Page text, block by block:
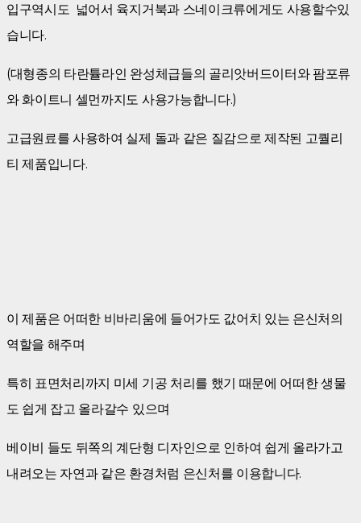
입구역시도 넓어서 육지거북과 스네이크류에게도 사용할수있
습니다.
(대형종의 타란튤라인 완성체급들의 골리앗버드이터와 팜포류
와 화이트니 셀먼까지도 사용가능합니다.)
고급원료를 사용하여 실제 돌과 같은 질감으로 제작된 고퀄리
티 제품입니다.
이 제품은 어떠한 비바리움에 들어가도 값어치 있는 은신처의
역할을 해주며
특히 표면처리까지 미세 기공 처리를 했기 때문에 어떠한 생물
도 쉽게 잡고 올라갈수 있으며
베이비 들도 뒤쪽의 계단형 디자인으로 인하여 쉽게 올라가고
내려오는 자연과 같은 환경처럼 은신처를 이용합니다.